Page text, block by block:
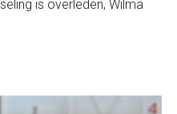
is overleden, Wilma